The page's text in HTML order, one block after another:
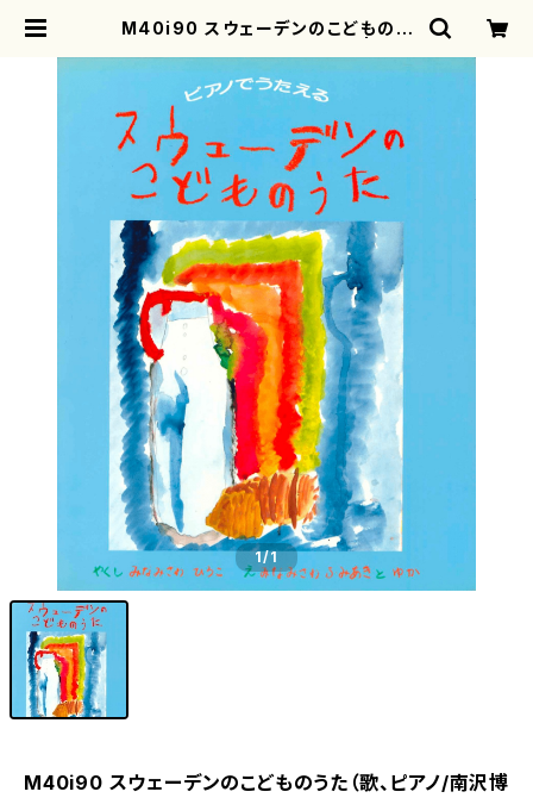
M40i90 スウェーデンのこどものう
1/1
M40i90 スウェーデンのこどものうた（歌、ピアノ/南沢博